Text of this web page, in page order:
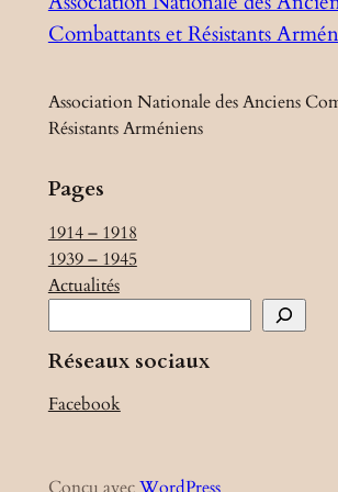
Combattants et Résistants
Association Nationale des Anciens
Résistants Arméniens
Pages
1914 – 1918
1939 – 1945
Actualités
e
c
e
Réseaux sociaux
Facebook